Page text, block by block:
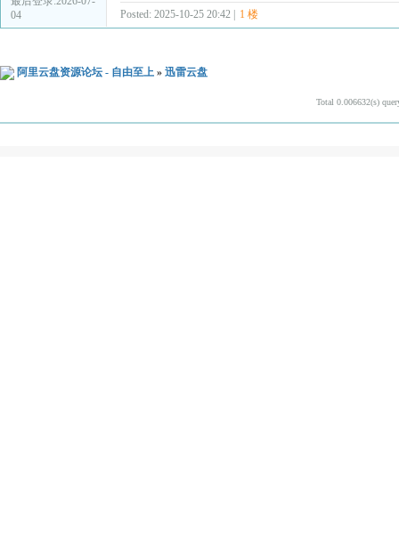
04
Posted: 2025-10-25 20:42 | 1 楼
阿里云盘资源论坛 - 自由至上 » 迅雷云盘
Total 0.006632(s)